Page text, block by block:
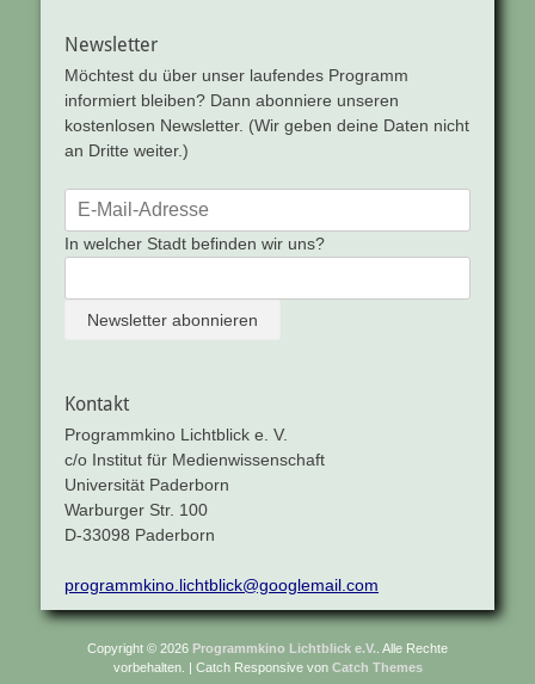
Newsletter
Möchtest du über unser laufendes Programm
informiert bleiben? Dann abonniere unseren
kostenlosen Newsletter. (Wir geben deine Daten nicht
an Dritte weiter.)
In welcher Stadt befinden wir uns?
Kontakt
Programmkino Lichtblick e. V.
c/o Institut für Medienwissenschaft
Universität Paderborn
Warburger Str. 100
D-33098 Paderborn
programmkino.lichtblick@googlemail.com
Copyright © 2026 Programmkino Lichtblick e.V. . Alle Rechte
vorbehalten. | Catch Responsive von Catch Themes